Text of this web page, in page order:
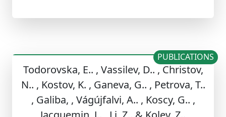
Todorovska, E.. , Vassilev, D.. , Christov,
N.. , Kostov, K. , Ganeva, G.. , Petrova, T..
, Galiba, , Vágújfalvi, A.. , Koscy, G.. ,
PUBLICATIONS